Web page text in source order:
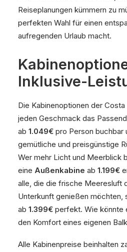
Reiseplanungen kümmern zu
perfekten Wahl für einen
aufregenden Urlaub macht.
Inklusive-
Die Kabinenoptionen der
jeden Geschmack das
ab 1.049€ pro Person buchbar
gemütliche und preisgünstige
Wer mehr Licht und Meerblick
eine Außenkabine ab 1.199€
alle, die die frische Meeresluft
Unterkunft genießen möchten,
ab 1.399€ perfekt. Wie könnte
den Komfort eines eigenen
Alle Kabinenpreise beinhalten